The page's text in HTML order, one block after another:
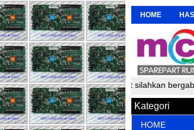
HOME
perakit running text silahkan bergabung
Kategori
HOME